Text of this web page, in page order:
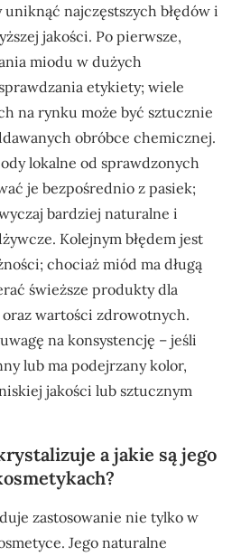
najczęstszych błędów i
jakości. Po pierwsze,
miodu w dużych
etykiety; wiele
na rynku może być sztucznie
obróbce chemicznej.
lokalne od sprawdzonych
je bezpośrednio z pasiek;
bardziej naturalne i
Kolejnym błędem jest
chociaż miód ma długą
świeższe produkty dla
oraz wartości zdrowotnych.
na konsystencję – jeśli
lub ma podejrzany kolor,
jakości lub sztucznym
a jakie są jego
zastosowanie nie tylko w
Jego naturalne